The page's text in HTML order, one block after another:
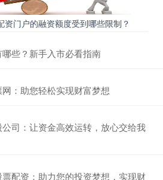
门户的融资额度受到哪些限制？
些？新手入市必看指南
：助您轻松实现财富梦想
司：让资金高效运转，放心交给我
配资：助力您的投资梦想，实现财